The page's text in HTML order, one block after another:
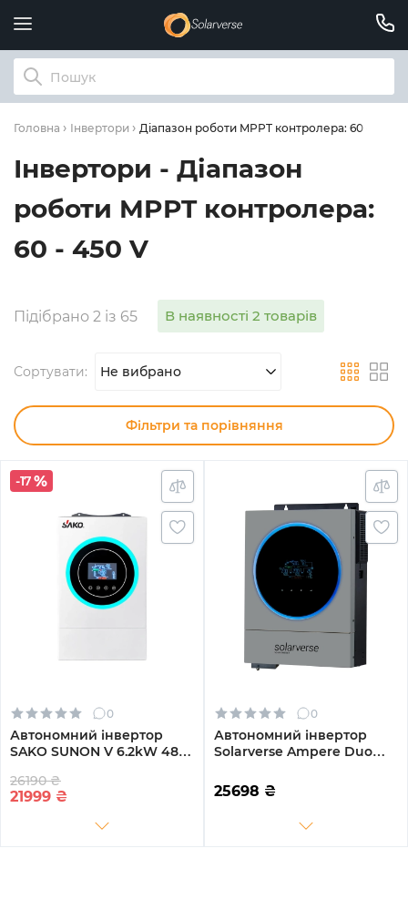
Головна Інвертори Діапазон роботи MPPT контролера: 60 - 450 V
Інвертори - Діапазон
роботи MPPT контролера:
60 - 450 V
Підібрано 2 із 65 В наявності 2 товарів
Сортувати: Не вибрано
Фільтри та порівняння
-17
0
Автономний інвертор
SAKO SUNON V 6.2kW 48V
Однофазний (SUNON V
6.2kW)
26190 ₴
21999 ₴
0
Автономний інвертор
Solarverse Ampere Duo
Однофазний (SV6048AD)
25698 ₴